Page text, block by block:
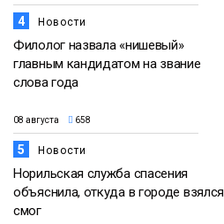
4 Новости
Филолог назвала «нишевый»
главным кандидатом на звание
слова года
08 августа 658
5 Новости
Норильская служба спасения
объяснила, откуда в городе взялся
смог